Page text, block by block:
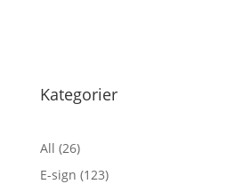
Kategorier
All (26)
E-sign (123)